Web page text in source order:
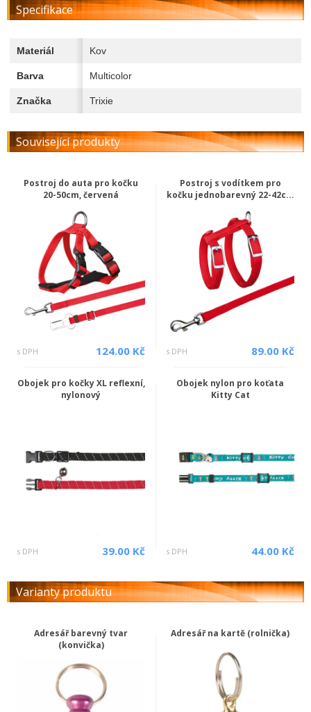
Specifikace
Materiál Kov
Barva Multicolor
Značka Trixie
Související produkty
Postroj do auta pro kočku
20-50cm, červená
s DPH 124.00 Kč
Postroj s vodítkem pro
kočku jednobarevný 22-42c...
s DPH 89.00 Kč
Obojek pro kočky XL reflexní,
nylonový
s DPH 39.00 Kč
Obojek nylon pro koťata
Kitty Cat
s DPH 44.00 Kč
Varianty produktu
Adresář barevný tvar
(konvička)
Adresář na kartě (rolnička)